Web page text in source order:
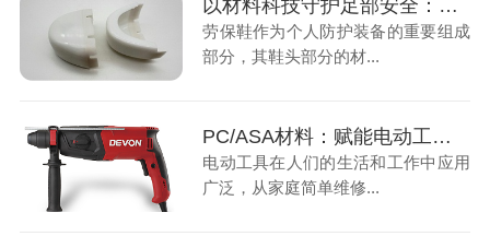
以材料科技守护足部安全：详解PC/PBT在劳保鞋头材料的性能
劳保鞋作为个人防护装备的重要组成
部分，其鞋头部分的材...
PC/ASA材料：赋能电动工具外壳更强耐用性
电动工具在人们的生活和工作中应用
广泛，从家庭简单维修...